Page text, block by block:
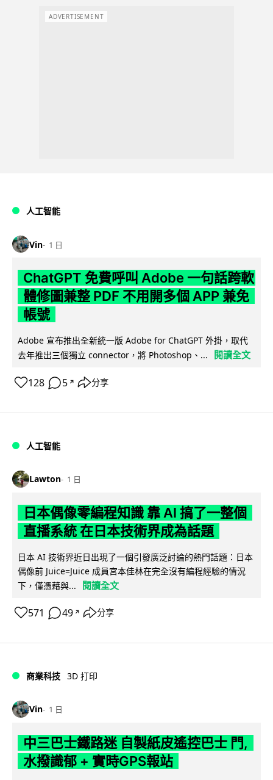
ADVERTISEMENT
人工智能
Vin 1 日
ChatGPT 免費呼叫 Adobe 一句話跨軟
體修圖兼整 PDF 不用開多個 APP 兼免
帳號
Adobe 宣布推出全新統一版 Adobe for ChatGPT 外掛，取代
去年推出三個獨立 connector，將 Photoshop、...
閱讀全文
128 5 ↗ 分享
人工智能
Lawton 1 日
日本偶像零編程知識 靠 AI 搞了一整個
直播系統 在日本技術界成為話題
日本 AI 技術界近日出現了一個引發廣泛討論的熱門話題：日本
偶像前 Juice=Juice 成員宮本佳林在完全沒有編程經驗的情況
下，僅憑藉與...
閱讀全文
571 49 ↗ 分享
商業科技 3D 打印
Vin 1 日
中三巴士鐵路迷 自製紙皮遙控巴士 門,
水撥識郁 + 實時GPS報站